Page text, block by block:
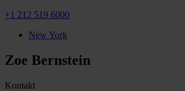
+1 212 519 6000
New York
Zoe Bernstein
Kontakt